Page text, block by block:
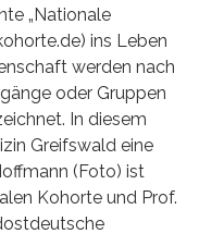
„Nationale
ins Leben
werden nach
oder Gruppen
In diesem
Greifswald eine
(Foto) ist
Kohorte und Prof.